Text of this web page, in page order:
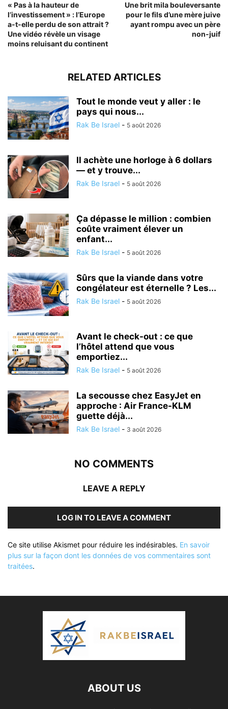
« Pas à la hauteur de
l’investissement » : l’Europe
a-t-elle perdu de son attrait ?
Une vidéo révèle un visage
moins reluisant du continent
Une brit mila bouleversante
pour le fils d’une mère juive
ayant rompu avec un père
non-juif
RELATED ARTICLES
Tout le monde veut y aller : le
pays qui nous...
Rak Be Israel - 5 août 2026
Il achète une horloge à 6 dollars
— et y trouve...
Rak Be Israel - 5 août 2026
Ça dépasse le million : combien
coûte vraiment élever un
enfant...
Rak Be Israel - 5 août 2026
Sûrs que la viande dans votre
congélateur est éternelle ? Les...
Rak Be Israel - 5 août 2026
Avant le check-out : ce que
l’hôtel attend que vous
emportiez...
Rak Be Israel - 5 août 2026
La secousse chez EasyJet en
approche : Air France-KLM
guette déjà...
Rak Be Israel - 3 août 2026
NO COMMENTS
LEAVE A REPLY
LOG IN TO LEAVE A COMMENT
Ce site utilise Akismet pour réduire les indésirables. En savoir
plus sur la façon dont les données de vos commentaires sont
traitées.
ABOUT US